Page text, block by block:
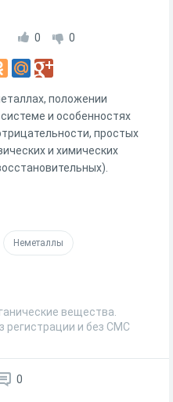
0 0
положении
и особенностях
простых
и химических
Неметаллы
вещества.
регистрации и без СМС
0